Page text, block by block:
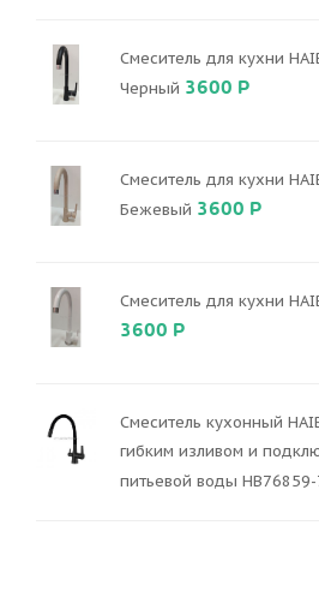
Смеситель для кухни
Черный 3600 Р
Смеситель для кухни
Бежевый 3600 Р
Смеситель для кухни
3600 Р
Смеситель кухонный
гибким изливом и
питьевой воды